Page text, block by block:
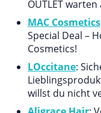
OUTLET
MAC Cosmetics
Special Deal –
Cosmetics!
LOccitane:
willst du nicht